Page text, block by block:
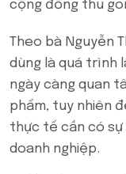
cộng đồng thu
Theo bà Nguyễn
dùng là quá trình
ngày càng quan
phẩm, tuy nhiên
thực tế cần có sự
doanh nghiệp.